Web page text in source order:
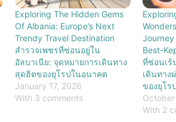
Exploring The Hidden Gems
Of Albania: Europe’s Next
Trendy Travel Destination
สำรวจเพชรที่ซ่อนอยู่ใน
อัลบาเนีย: จุดหมายการเดินทาง
สุดฮิตของยุโรปในอนาคต
January 17, 2026
With 3 comments
Journey
Best-
ที่ซ่อนเร้
เดินทาง
ของยุโรป
October
With 2